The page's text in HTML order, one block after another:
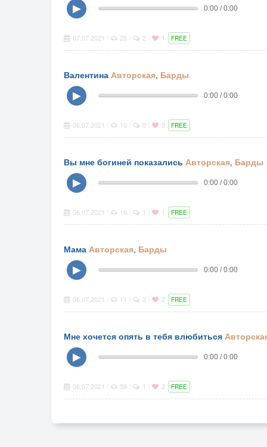
▶
0:00 / 0:00
07.07.2021 28 2 1 FREE
Валентина Авторская, Барды
▶
0:00 / 0:00
06.07.2021 10 0 0 FREE
Вы мне богиней показались Авторская, Барды
▶
0:00 / 0:00
06.07.2021 16 1 1 FREE
Мама Авторская, Барды
▶
0:00 / 0:00
06.07.2021 11 2 2 FREE
Мне хочется опять в тебя влюбиться
▶
0:00 / 0:00
06.07.2021 59 1 2 FREE